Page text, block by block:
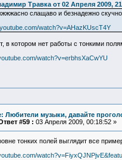
Травка от 02 Апреля 2009,
слащаво и безнадежно
watch?v=AHazKUscT4Y
в котором нет работы с тонкими
watch?v=erbhsXaCwYU
Любители музыки, давайте
#59 : 03 Апреля 2009, 00:18:52 »
тонких полей выглядит все